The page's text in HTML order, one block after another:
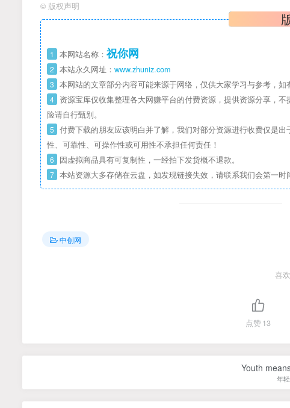
© 版权声明
1 本网站名称： 祝你网
2 本站永久网址： www.zhuniz.com
3 本网站的文章部分内容可能来源于网络，仅供大家学习与参考，
4 资源宝库仅收集整理各大网赚平台的付费资源，提供资源分享，
险请自行甄别。
5 付费下载的朋友应该明白并了解，我们对部分资源进行收费仅是
性、可靠性、可操作性或可用性不承担任何责任！
6 因虚拟商品具有可复制性，一经拍下发货概不退款。
7 本站资源大多存储在云盘，如发现链接失效，请联系我们会第一时
中创网
喜
点赞13
Youth
年